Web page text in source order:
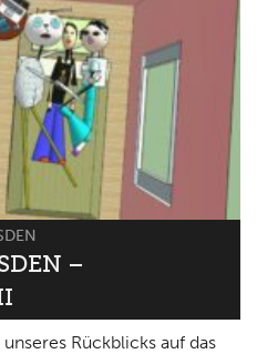
–
Rückblicks auf das